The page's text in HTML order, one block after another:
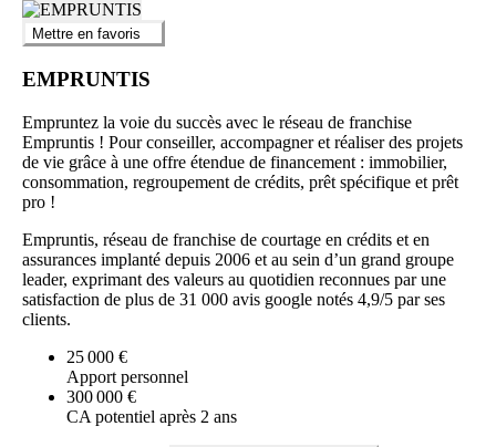
Mettre en favoris
EMPRUNTIS
Empruntez la voie du succès avec le réseau de franchise
Empruntis ! Pour conseiller, accompagner et réaliser des projets
de vie grâce à une offre étendue de financement : immobilier,
consommation, regroupement de crédits, prêt spécifique et prêt
pro !
Empruntis, réseau de franchise de courtage en crédits et en
assurances implanté depuis 2006 et au sein d’un grand groupe
leader, exprimant des valeurs au quotidien reconnues par une
satisfaction de plus de 31 000 avis google notés 4,9/5 par ses
clients.
25 000 €
Apport personnel
300 000 €
CA potentiel après 2 ans